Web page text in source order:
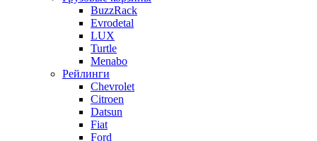
BuzzRack
Evrodetal
LUX
Turtle
Menabo
Рейлинги
Chevrolet
Citroen
Datsun
Fiat
Ford